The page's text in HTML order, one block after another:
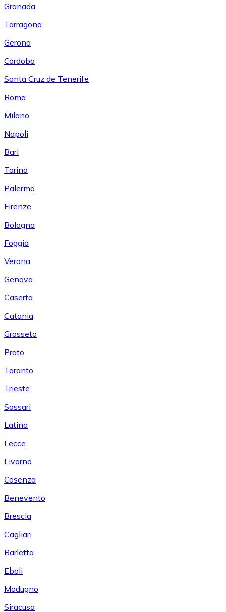
Granada
Tarragona
Gerona
Córdoba
Santa Cruz de Tenerife
Roma
Milano
Napoli
Bari
Torino
Palermo
Firenze
Bologna
Foggia
Verona
Genova
Caserta
Catania
Grosseto
Prato
Taranto
Trieste
Sassari
Latina
Lecce
Livorno
Cosenza
Benevento
Brescia
Cagliari
Barletta
Eboli
Modugno
Siracusa